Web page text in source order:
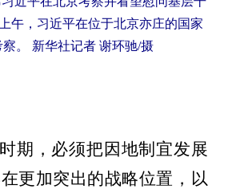
午，习近平在位于北京亦庄的国家
。 新华社记者 谢环驰/摄
期，必须把因地制宜发展
更加突出的战略位置，以